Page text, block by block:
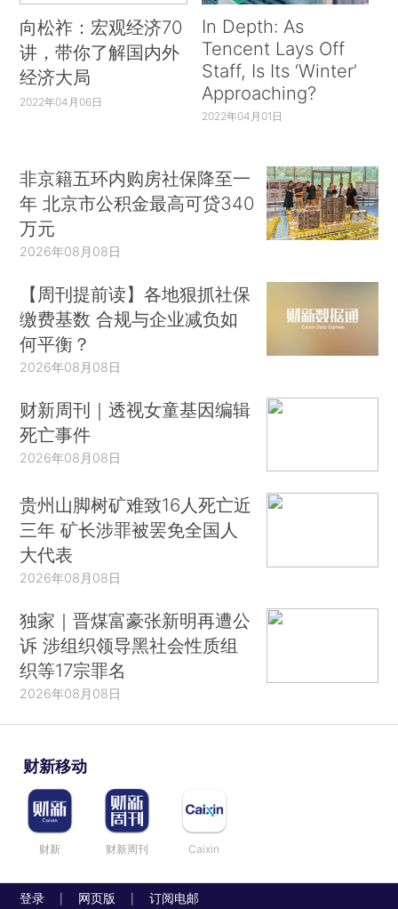
向松祚：宏观经济70
讲，带你了解国内外
经济大局
2022年04月06日
In Depth: As
Tencent Lays Off
Staff, Is Its ‘Winter’
Approaching?
2022年04月01日
非京籍五环内购房社保降至一
年 北京市公积金最高可贷340
万元
2026年08月08日
【周刊提前读】各地狠抓社保
缴费基数 合规与企业减负如
何平衡？
2026年08月08日
财新周刊｜透视女童基因编辑
死亡事件
2026年08月08日
贵州山脚树矿难致16人死亡近
三年 矿长涉罪被罢免全国人
大代表
2026年08月08日
独家｜晋煤富豪张新明再遭公
诉 涉组织领导黑社会性质组
织等17宗罪名
2026年08月08日
财新移动
财新 财新周刊 Caixin
登录 网页版 订阅电邮